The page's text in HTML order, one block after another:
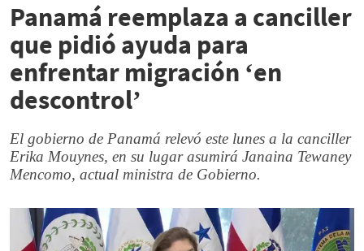
Panamá reemplaza a canciller
que pidió ayuda para
enfrentar migración ‘en
descontrol’
El gobierno de Panamá relevó este lunes a la canciller
Erika Mouynes, en su lugar asumirá Janaina Tewaney
Mencomo, actual ministra de Gobierno.